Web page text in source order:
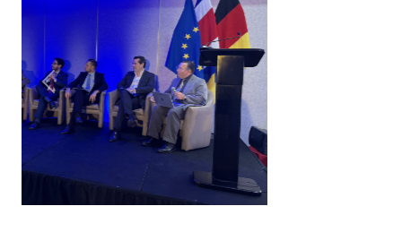
Previous